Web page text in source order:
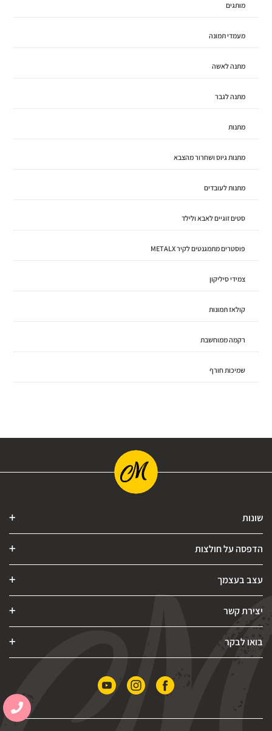
מותגים
מעמדי תמונה
מתנה לאשה
מתנה לגבר
מתנות
מתנות גיוס ושחרור מהצבא
מתנות לעובדים
סטים זוגיים לאבא ולילד
פוסטרים מתמגנטים לקיר METALX
צמידי סיליקון
קולאז תמונות
רקמה ממוחשבת
שמיכות חורף
שונות
הדפסה על חולצות
עצב בעצמך
יצירת קשר
בואו לבקר